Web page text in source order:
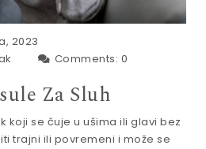
2023
Comments: 0
Za Sluh
koji se čuje u ušima ili glavi bez
trajni ili povremeni i može se